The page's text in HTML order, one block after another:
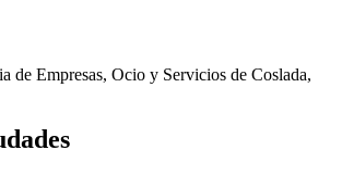
de Empresas, Ocio y Servicios de Coslada,